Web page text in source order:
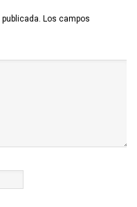
Los campos